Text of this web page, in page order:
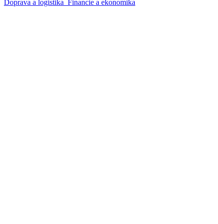
Doprava a logistika Financie a ekonomika